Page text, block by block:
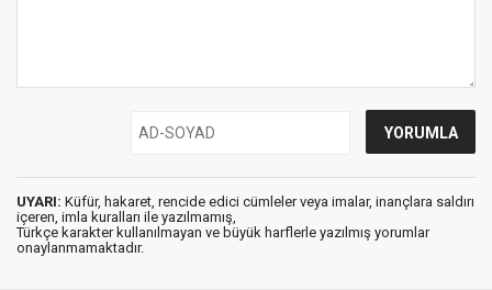
UYARI: Küfür, hakaret, rencide edici cümleler veya imalar, inançlara saldırı
içeren, imla kuralları ile yazılmamış,
Türkçe karakter kullanılmayan ve büyük harflerle yazılmış yorumlar
onaylanmamaktadır.